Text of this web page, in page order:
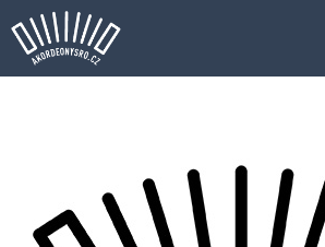
Přeskočit
na
obsah